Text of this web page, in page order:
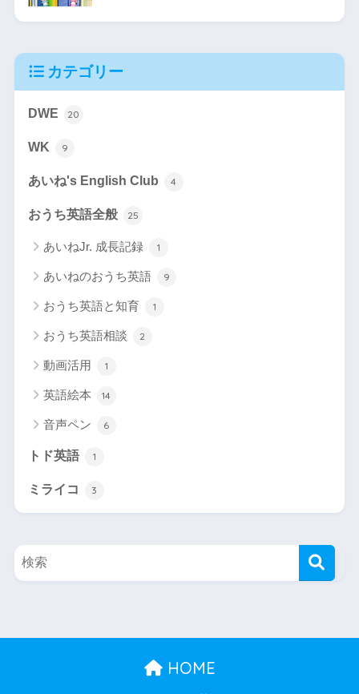
カテゴリー
DWE 20
WK 9
あいね's English Club 4
おうち英語全般 25
あいねJr. 成長記録 1
あいねのおうち英語 9
おうち英語と知育 1
おうち英語相談 2
動画活用 1
英語絵本 14
音声ペン 6
トド英語 1
ミライコ 3
HOME